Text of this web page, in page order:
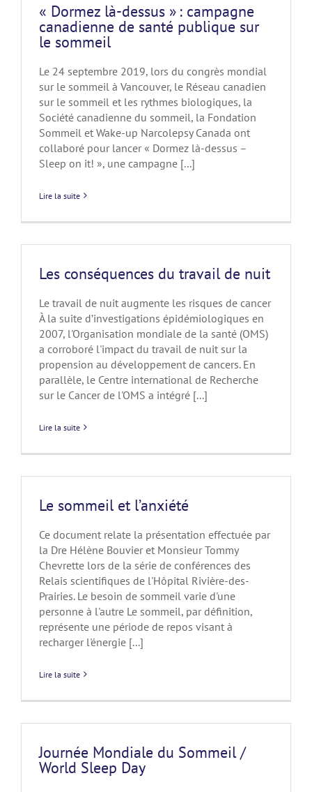
« Dormez là-dessus » : campagne
canadienne de santé publique sur
le sommeil
Le 24 septembre 2019, lors du congrès mondial
sur le sommeil à Vancouver, le Réseau canadien
sur le sommeil et les rythmes biologiques, la
Société canadienne du sommeil, la Fondation
Sommeil et Wake-up Narcolepsy Canada ont
collaboré pour lancer « Dormez là-dessus –
Sleep on it! », une campagne [...]
Lire la suite
Les conséquences du travail de nuit
Le travail de nuit augmente les risques de cancer
À la suite d’investigations épidémiologiques en
2007, l'Organisation mondiale de la santé (OMS)
a corroboré l'impact du travail de nuit sur la
propension au développement de cancers. En
parallèle, le Centre international de Recherche
sur le Cancer de l'OMS a intégré [...]
Lire la suite
Le sommeil et l’anxiété
Ce document relate la présentation effectuée par
la Dre Hélène Bouvier et Monsieur Tommy
Chevrette lors de la série de conférences des
Relais scientifiques de l'Hôpital Rivière-des-
Prairies. Le besoin de sommeil varie d'une
personne à l'autre Le sommeil, par définition,
représente une période de repos visant à
recharger l'énergie [...]
Lire la suite
Journée Mondiale du Sommeil /
World Sleep Day